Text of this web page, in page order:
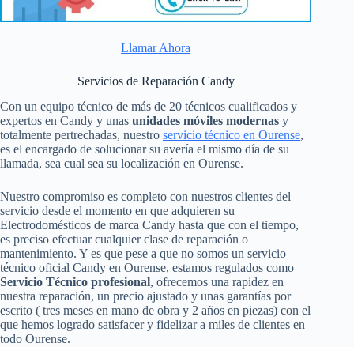
Llamar Ahora
Servicios de Reparación Candy
Con un equipo técnico de más de 20 técnicos cualificados y
expertos en Candy y unas unidades móviles modernas y
totalmente pertrechadas, nuestro servicio técnico en Ourense,
es el encargado de solucionar su avería el mismo día de su
llamada, sea cual sea su localización en Ourense.
Nuestro compromiso es completo con nuestros clientes del
servicio desde el momento en que adquieren su
Electrodomésticos de marca Candy hasta que con el tiempo,
es preciso efectuar cualquier clase de reparación o
mantenimiento. Y es que pese a que no somos un servicio
técnico oficial Candy en Ourense, estamos regulados como
Servicio Técnico profesional, ofrecemos una rapidez en
nuestra reparación, un precio ajustado y unas garantías por
escrito ( tres meses en mano de obra y 2 años en piezas) con el
que hemos logrado satisfacer y fidelizar a miles de clientes en
todo Ourense.